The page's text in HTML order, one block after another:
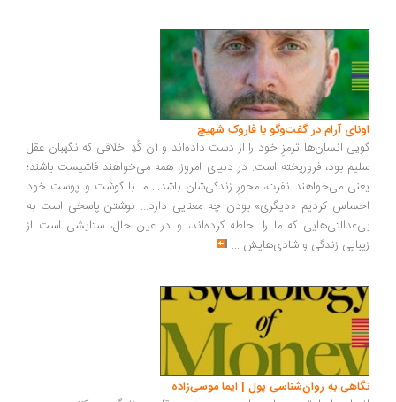
آرام در گفت‌وگو با فاروک شهیچ‭
انسان‌ها ترمزِ خود را از دست داده‌اند و آن کُدِ اخلاقی که نگهبان عقل
بود، فروریخته است. در دنیای امروز، همه می‌خواهند فاشیست باشند؛
می‌خواهند نفرت، محورِ زندگی‌شان باشد... ما با گوشت و پوست خود
کردیم «دیگری» بودن چه معنایی دارد... نوشتن پاسخی است به
که ما را احاطه کرده‌اند، و در عین حال، ستایشی است از
زندگی و شادی‌هایش...
به روان‌شناسی پول | ایما موسی‌زاده